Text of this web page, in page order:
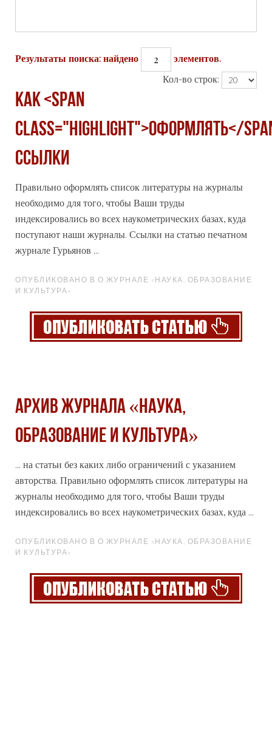
Результаты поиска: найдено 2
элементов.
Кол-во строк:
Как <span
class="highlight">оформлять</
ссылки
Правильно оформлять список литературы на журналы
необходимо для того, чтобы Ваши труды
индексировались во всех наукометрических базах, куда
поступают наши журналы. Ссылки на статью печатном
журнале Гурьянов ...
ОПУБЛИКОВАНО В О ЖУРНАЛЕ «НАУКА, ОБРАЗОВАНИЕ
И КУЛЬТУРА»
Архив журнала «Наука,
образование и культура»
... на статьи без каких либо ограничений с указанием
авторства. Правильно оформлять список литературы на
журналы необходимо для того, чтобы Ваши труды
индексировались во всех наукометрических базах, куда ...
ОПУБЛИКОВАНО В О ЖУРНАЛЕ «НАУКА, ОБРАЗОВАНИЕ
И КУЛЬТУРА»